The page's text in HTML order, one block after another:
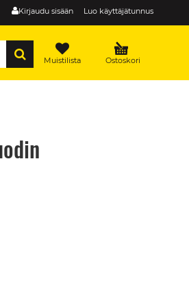
Kirjaudu sisään Luo käyttäjätunnus
Ostoskori
Muistilista